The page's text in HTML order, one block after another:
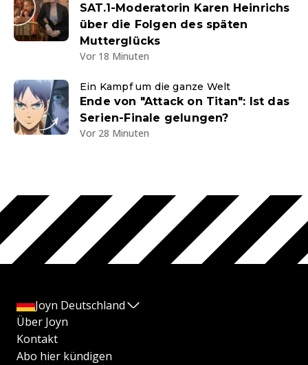
SAT.1-Moderatorin Karen Heinrichs
über die Folgen des späten
Mutterglücks
Vor 18 Minuten
Ein Kampf um die ganze Welt
Ende von "Attack on Titan": Ist das
Serien-Finale gelungen?
Vor 28 Minuten
Joyn Deutschland
Über Joyn
Kontakt
Abo hier kündigen